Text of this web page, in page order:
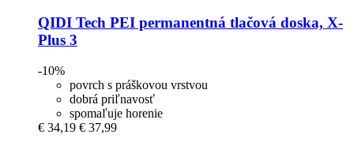
QIDI Tech PEI permanentná tlačová doska, X-​
Plus 3
-10%
povrch s práškovou vrstvou
dobrá priľnavosť
spomaľuje horenie
€ 34,19 € 37,99